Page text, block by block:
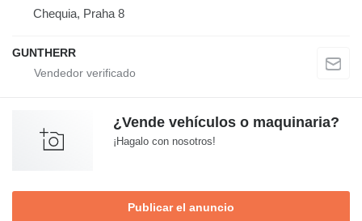
Chequia, Praha 8
GUNTHERR
¿Vende vehículos o maquinaria?
¡Hagalo con nosotros!
Publicar el anuncio